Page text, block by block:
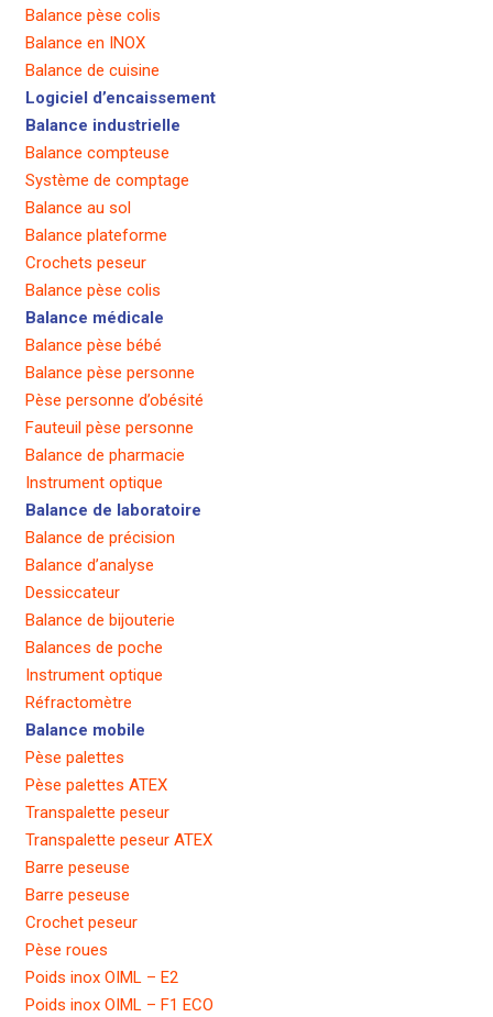
Balance pèse colis
Balance en INOX
Balance de cuisine
Logiciel d’encaissement
Balance industrielle
Balance compteuse
Système de comptage
Balance au sol
Balance plateforme
Crochets peseur
Balance pèse colis
Balance médicale
Balance pèse bébé
Balance pèse personne
Pèse personne d’obésité
Fauteuil pèse personne
Balance de pharmacie
Instrument optique
Balance de laboratoire
Balance de précision
Balance d’analyse
Dessiccateur
Balance de bijouterie
Balances de poche
Instrument optique
Réfractomètre
Balance mobile
Pèse palettes
Pèse palettes ATEX
Transpalette peseur
Transpalette peseur ATEX
Barre peseuse
Barre peseuse
Crochet peseur
Pèse roues
Poids inox OIML – E2
Poids inox OIML – F1 ECO